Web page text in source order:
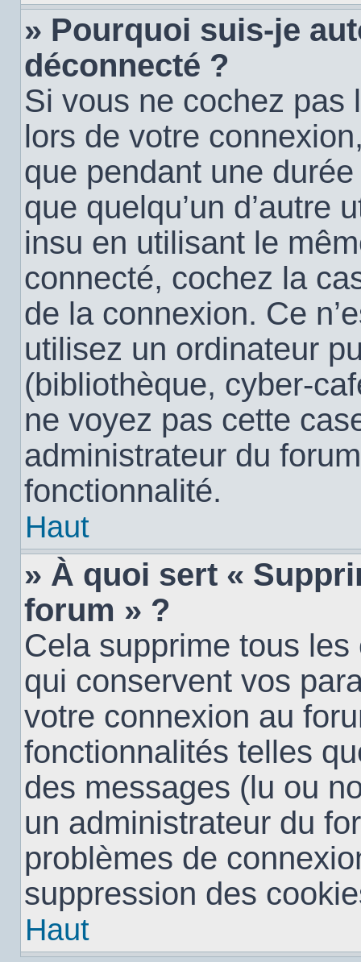
» Pourquoi suis-je
déconnecté ?
Si vous ne cochez
lors de votre
que pendant une
que quelqu’un d’autre
insu en utilisant le
connecté, cochez la
de la connexion. Ce
utilisez un ordinateur
(bibliothèque, cyber-
ne voyez pas cette
administrateur du
fonctionnalité.
Haut
» À quoi sert «
forum » ?
Cela supprime tous
qui conservent vos
votre connexion au
fonctionnalités telles
des messages (lu ou
un administrateur du
problèmes de
suppression des
Haut